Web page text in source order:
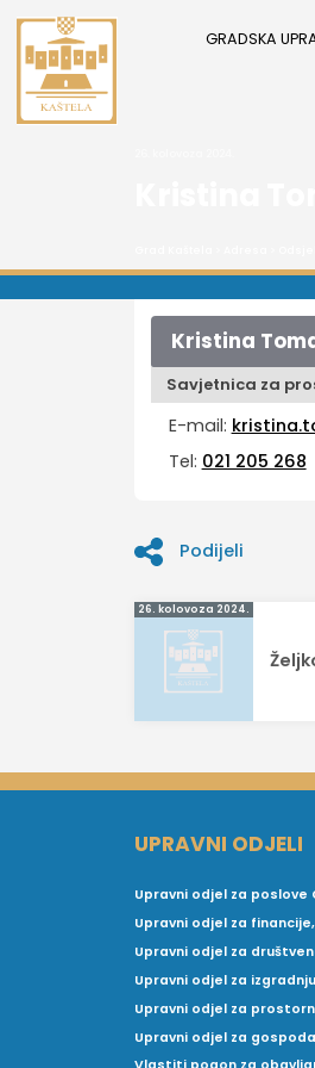
Preskoči
sadržaj
GRADSKA
Kristina
Savjetnica za
E-mail:
Tel: 021 205 268
Podijeli
Navigacija
objava
26. kolovoza 2024.
UPRAVNI ODJELI
Upravni odjel za
Upravni odjel za
Upravni odjel za
Upravni odjel za
Upravni odjel za
Upravni odjel za